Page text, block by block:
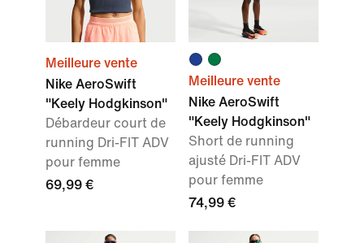
Meilleure vente
Nike AeroSwift
"Keely Hodgkinson"
Débardeur court de
running Dri-FIT ADV
pour femme
69,99 €
Meilleure vente
Nike AeroSwift
"Keely Hodgkinson"
Short de running
ajusté Dri-FIT ADV
pour femme
74,99 €